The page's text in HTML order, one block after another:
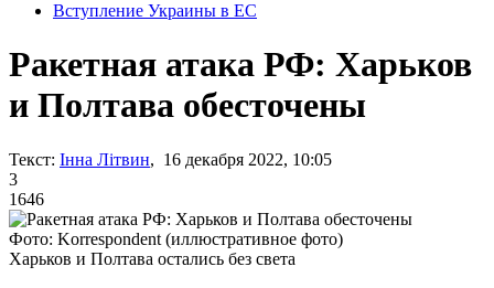
Вступление Украины в ЕС
Ракетная атака РФ: Харьков
и Полтава обесточены
Текст: Інна Літвин, 16 декабря 2022, 10:05
3
1646
Фото: Korrespondent (иллюстративное фото)
Харьков и Полтава остались без света